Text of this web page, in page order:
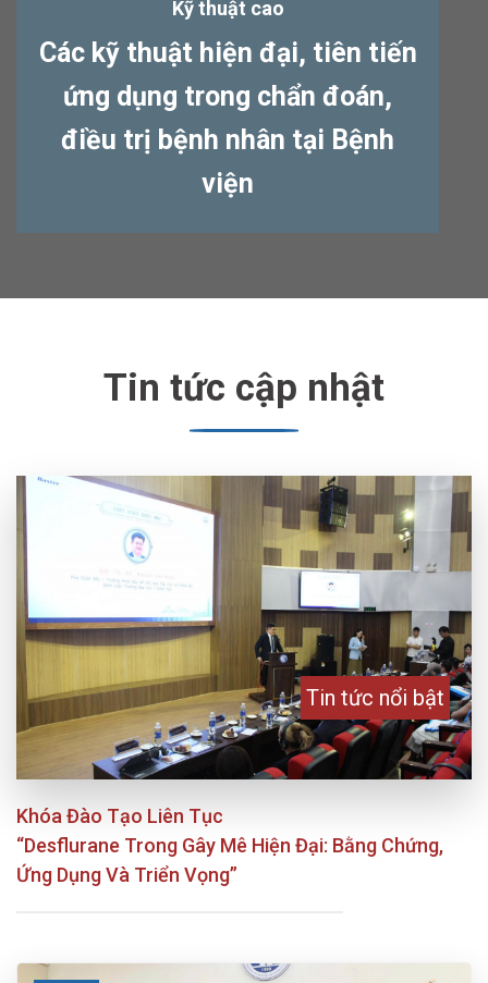
Kỹ thuật cao
Các kỹ thuật hiện đại, tiên tiến
ứng dụng trong chẩn đoán,
điều trị bệnh nhân tại Bệnh
viện
Tin tức cập nhật
Tin tức nổi bật
Khóa Đào Tạo Liên Tục
“Desflurane Trong Gây Mê Hiện Đại: Bằng Chứng,
Ứng Dụng Và Triển Vọng”